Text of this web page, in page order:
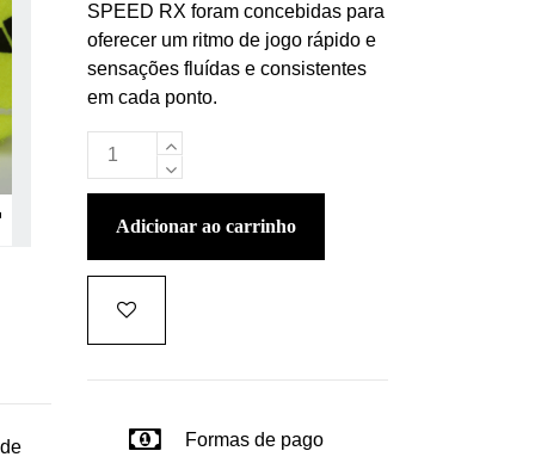
SPEED RX foram concebidas para
oferecer um ritmo de jogo rápido e
sensações fluídas e consistentes
em cada ponto.
adicionar ao carrinho
Formas de pago